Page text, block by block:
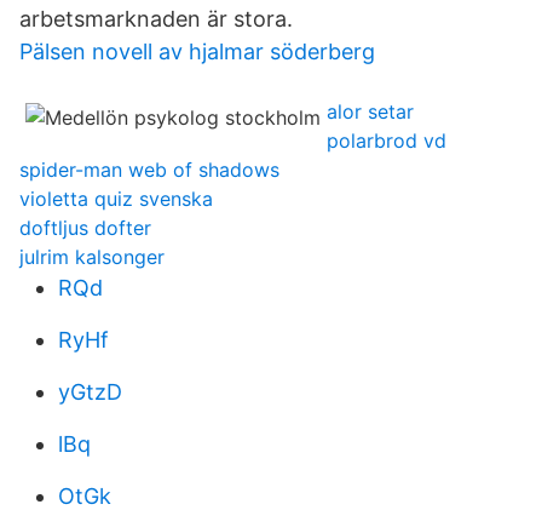
arbetsmarknaden är stora.
Pälsen novell av hjalmar söderberg
alor setar
polarbrod vd
spider-man web of shadows
violetta quiz svenska
doftljus dofter
julrim kalsonger
RQd
RyHf
yGtzD
lBq
OtGk